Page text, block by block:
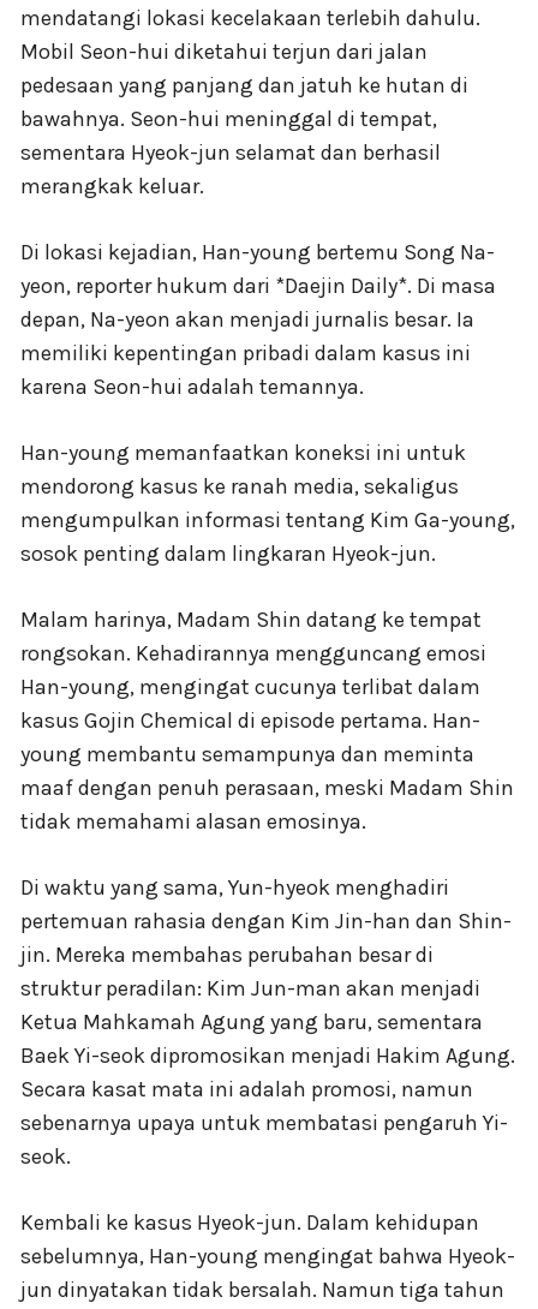
mendatangi lokasi kecelakaan terlebih dahulu.
Mobil Seon-hui diketahui terjun dari jalan
pedesaan yang panjang dan jatuh ke hutan di
bawahnya. Seon-hui meninggal di tempat,
sementara Hyeok-jun selamat dan berhasil
merangkak keluar.
Di lokasi kejadian, Han-young bertemu Song Na-
yeon, reporter hukum dari *Daejin Daily*. Di masa
depan, Na-yeon akan menjadi jurnalis besar. Ia
memiliki kepentingan pribadi dalam kasus ini
karena Seon-hui adalah temannya.
Han-young memanfaatkan koneksi ini untuk
mendorong kasus ke ranah media, sekaligus
mengumpulkan informasi tentang Kim Ga-young,
sosok penting dalam lingkaran Hyeok-jun.
Malam harinya, Madam Shin datang ke tempat
rongsokan. Kehadirannya mengguncang emosi
Han-young, mengingat cucunya terlibat dalam
kasus Gojin Chemical di episode pertama. Han-
young membantu semampunya dan meminta
maaf dengan penuh perasaan, meski Madam Shin
tidak memahami alasan emosinya.
Di waktu yang sama, Yun-hyeok menghadiri
pertemuan rahasia dengan Kim Jin-han dan Shin-
jin. Mereka membahas perubahan besar di
struktur peradilan: Kim Jun-man akan menjadi
Ketua Mahkamah Agung yang baru, sementara
Baek Yi-seok dipromosikan menjadi Hakim Agung.
Secara kasat mata ini adalah promosi, namun
sebenarnya upaya untuk membatasi pengaruh Yi-
seok.
Kembali ke kasus Hyeok-jun. Dalam kehidupan
sebelumnya, Han-young mengingat bahwa Hyeok-
jun dinyatakan tidak bersalah. Namun tiga tahun